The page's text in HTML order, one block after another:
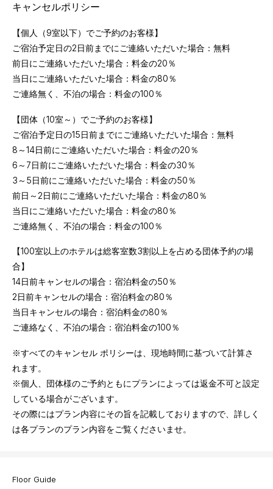
キャンセルポリシー
【個人（9室以下）でご予約のお客様】
ご宿泊予定日の2日前までにご連絡いただいた場合：無料
前日にご連絡いただいた場合：料金の20％
当日にご連絡いただいた場合：料金の80％
ご連絡無く、不泊の場合：料金の100％
【団体（10室～）でご予約のお客様】
ご宿泊予定日の15日前までにご連絡いただいた場合：無料
8～14日前にご連絡いただいた場合：料金の20％
6～7日前にご連絡いただいた場合：料金の30％
3～5日前にご連絡いただいた場合：料金の50％
前日～2日前にご連絡いただいた場合：料金の80％
当日にご連絡いただいた場合：料金の80％
ご連絡無く、不泊の場合：料金の100％
【100室以上のホテルは総客室数3割以上を占める団体予約の場
合】
14日前キャンセルの場合：宿泊料金の50％
2日前キャンセルの場合：宿泊料金の80％
当日キャンセルの場合：宿泊料金の80％
ご連絡なく、不泊の場合：宿泊料金の100％
※すべてのキャンセル ポリシーは、現地時間に基づいて計算さ
れます。
※個人、団体様のご予約ともにプランによっては返金不可と設定
している場合がございます。
その際にはプラン内容にその旨を記載しておりますので、詳しく
は各プランのプラン内容をご覧くださいませ。
Floor Guide